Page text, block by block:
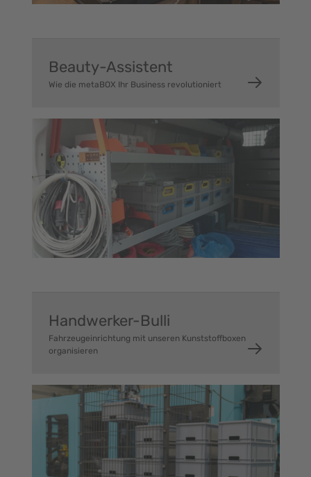
Beauty-Assistent
Wie die metaBOX Ihr Business revolutioniert
Handwerker-Bulli
Fahrzeugeinrichtung mit unseren Kunststoffboxen
organisieren